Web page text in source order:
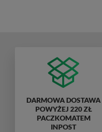
DARMOWA DOSTAWA
POWYŻEJ 220 ZŁ
PACZKOMATEM
INPOST